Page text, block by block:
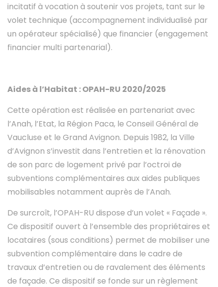
incitatif à vocation à soutenir vos projets, tant sur le
volet technique (accompagnement individualisé par
un opérateur spécialisé) que financier (engagement
financier multi partenarial).
Aides à l’Habitat : OPAH-RU 2020/2025
Cette opération est réalisée en partenariat avec
l’Anah, l’Etat, la Région Paca, le Conseil Général de
Vaucluse et le Grand Avignon. Depuis 1982, la Ville
d’Avignon s’investit dans l’entretien et la rénovation
de son parc de logement privé par l’octroi de
subventions complémentaires aux aides publiques
mobilisables notamment auprès de l’Anah.
De surcroît, l’OPAH-RU dispose d’un volet « Façade ».
Ce dispositif ouvert à l’ensemble des propriétaires et
locataires (sous conditions) permet de mobiliser une
subvention complémentaire dans le cadre de
travaux d’entretien ou de ravalement des éléments
de façade. Ce dispositif se fonde sur un règlement